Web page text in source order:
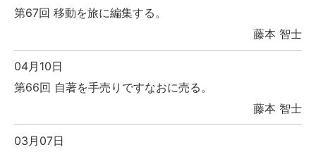
第67回 移動を旅に編集する。
藤本 智士
04月10日
第66回 自著を手売りですなおに売る。
藤本 智士
03月07日